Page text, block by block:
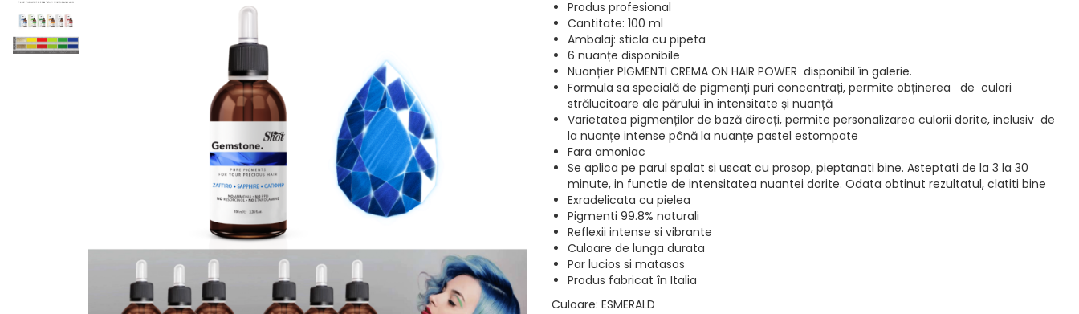
Produs profesional
Cantitate: 100 ml
Ambalaj: sticla cu pipeta
6 nuanțe disponibile
Nuanțier PIGMENTI CREMA ON HAIR POWER disponibil în galerie.
Formula sa specială de pigmenți puri concentrați, permite obținerea de culori
strălucitoare ale părului în intensitate și nuanță
Varietatea pigmenților de bază direcți, permite personalizarea culorii dorite, inclusiv de
la nuanțe intense până la nuanțe pastel estompate
Fara amoniac
Se aplica pe parul spalat si uscat cu prosop, pieptanati bine. Asteptati de la 3 la 30
minute, in functie de intensitatea nuantei dorite. Odata obtinut rezultatul, clatiti bine
Exradelicata cu pielea
Pigmenti 99.8% naturali
Reflexii intense si vibrante
Culoare de lunga durata
Par lucios si matasos
Produs fabricat în Italia
Culoare: ESMERALD